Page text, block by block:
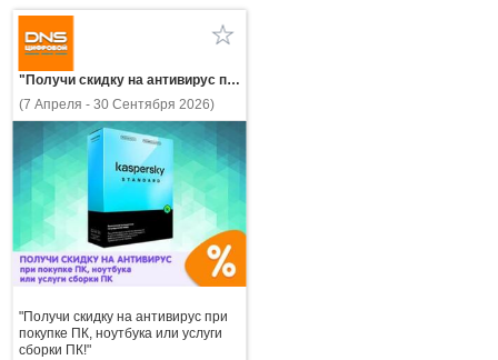
"Получи скидку на антивирус при покупке ПК, ноутбука или услуги сборки ПК!"
(7 Апреля - 30 Сентября 2026)
"Получи скидку на антивирус при
покупке ПК, ноутбука или услуги
сборки ПК!"